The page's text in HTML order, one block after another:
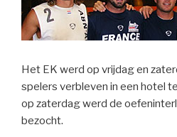
Het EK werd op vrijdag en
spelers verbleven in een hotel
op zaterdag werd de
bezocht.